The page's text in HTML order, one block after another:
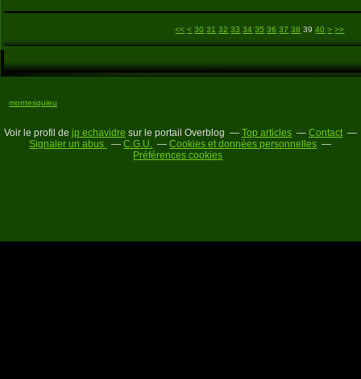
<< < 10
20
30 31 32 33 34 35 36 37 38 39 40 50
60
70
80
90
100
200
300
400
500
> >>
montesquieu
Voir le profil de jp echavidre sur le portail Overblog Top articles
Contact
Signaler un abus
C.G.U.
Cookies et données personnelles
Préférences cookies